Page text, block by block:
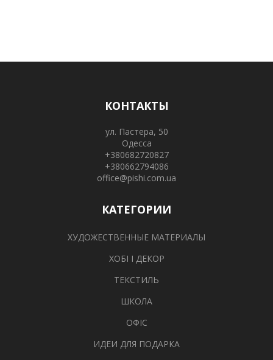
КОНТАКТЫ
ул. Пастера, 50
Одесса
+380682720827
+380662794086
office@pishi.com.ua
КАТЕГОРИИ
ХУДОЖЕСТВЕННЫЕ МАТЕРИАЛЫ
ХОБІ І ДЕКОР
ТЕКСТИЛЬ
ШКОЛА
ОФІС
ИДЕИ ДЛЯ ПОДАРКА